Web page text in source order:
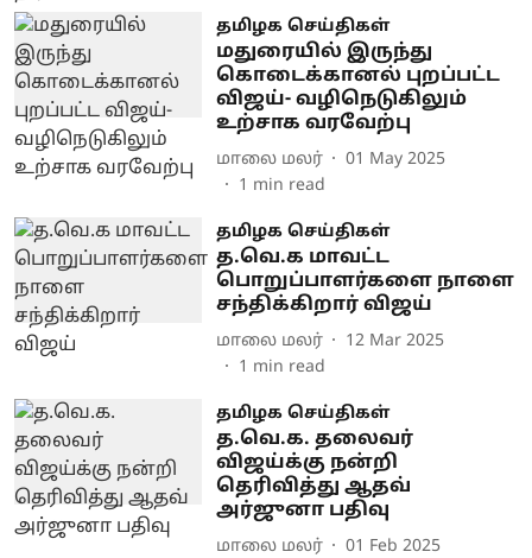
தமிழக செய்திகள்
மதுரையில் இருந்து
கொடைக்கானல் புறப்பட்ட
விஜய்- வழிநெடுகிலும்
உற்சாக வரவேற்பு
மாலை மலர்
01 May 2025
1 min read
தமிழக செய்திகள்
த.வெ.க மாவட்ட
பொறுப்பாளர்களை நாளை
சந்திக்கிறார் விஜய்
மாலை மலர்
12 Mar 2025
1 min read
தமிழக செய்திகள்
த.வெ.க. தலைவர்
விஜய்க்கு நன்றி
தெரிவித்து ஆதவ்
அர்ஜுனா பதிவு
மாலை மலர்
01 Feb 2025